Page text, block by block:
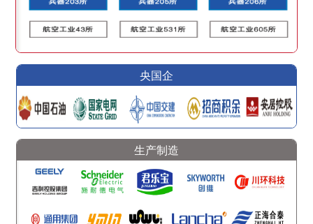
央国企
生产制造